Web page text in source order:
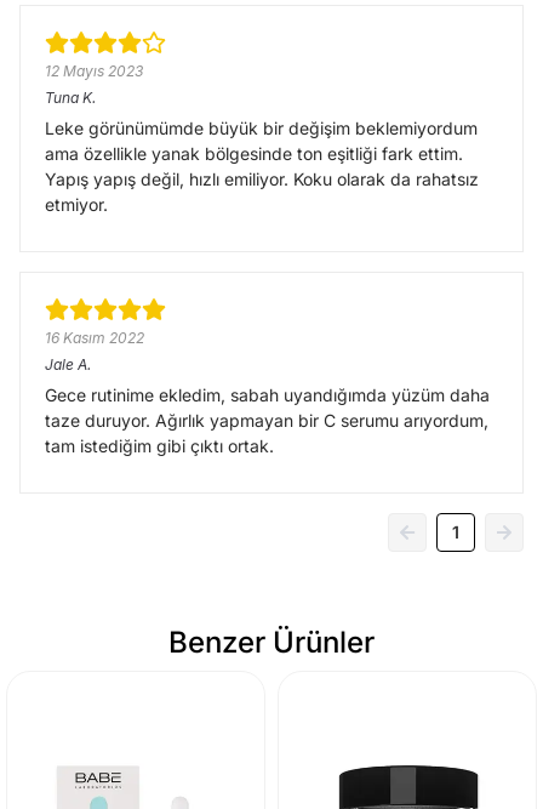
12 Mayıs 2023
Tuna K.
Leke görünümümde büyük bir değişim beklemiyordum
ama özellikle yanak bölgesinde ton eşitliği fark ettim.
Yapış yapış değil, hızlı emiliyor. Koku olarak da rahatsız
etmiyor.
16 Kasım 2022
Jale A.
Gece rutinime ekledim, sabah uyandığımda yüzüm daha
taze duruyor. Ağırlık yapmayan bir C serumu arıyordum,
tam istediğim gibi çıktı ortak.
1
Benzer Ürünler